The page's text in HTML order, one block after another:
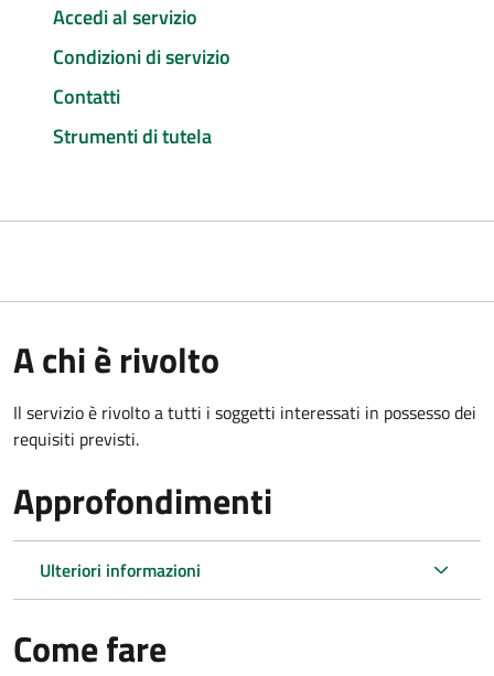
Accedi al servizio
Condizioni di servizio
Contatti
Strumenti di tutela
A chi è rivolto
Il servizio è rivolto a tutti i soggetti interessati in possesso dei
requisiti previsti.
Approfondimenti
Ulteriori informazioni
Come fare